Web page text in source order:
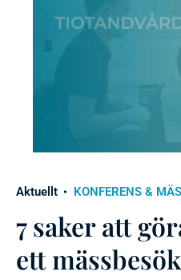
Aktuellt KONFERENS &
7 saker att
ett mässbesök